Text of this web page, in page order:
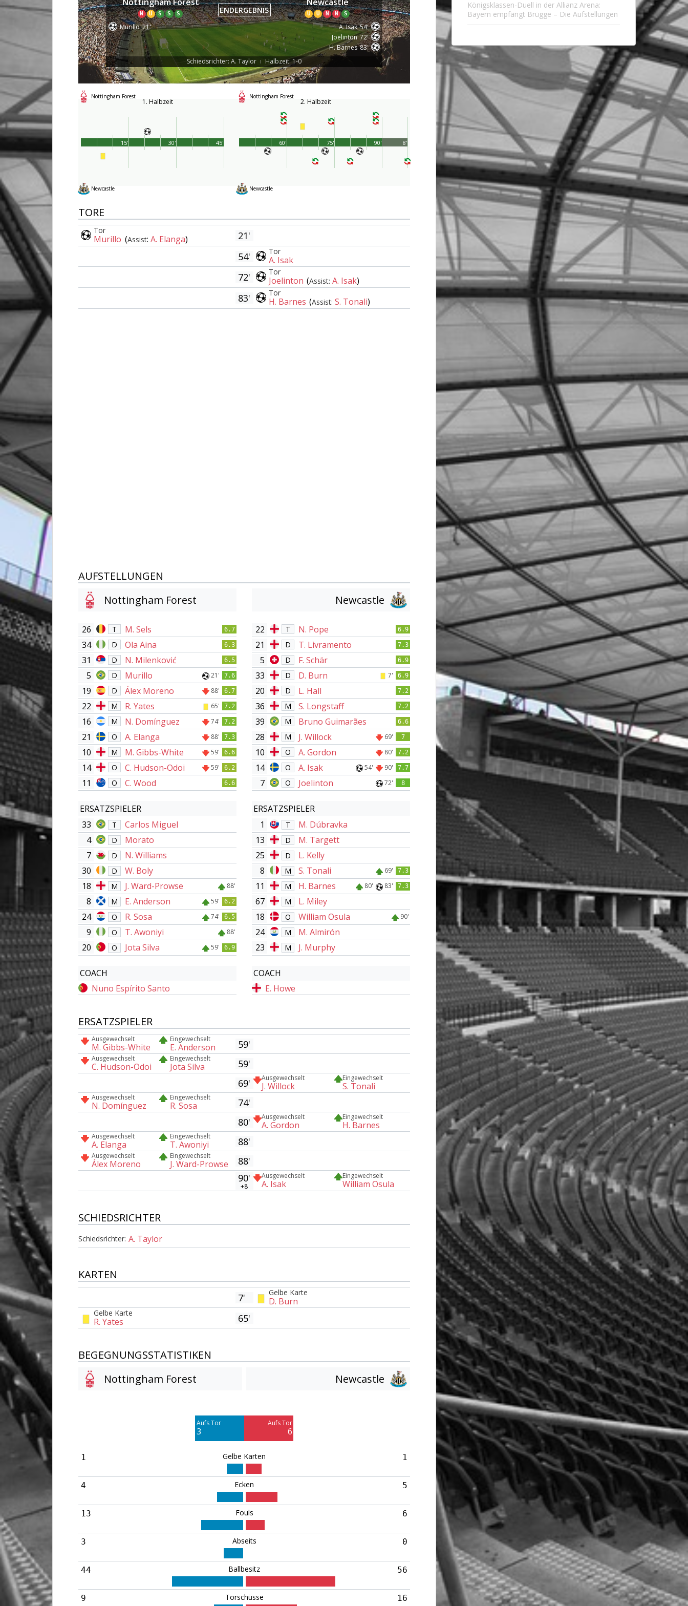
N U S S S ENDERGEBNIS U U N N S
Murillo 21' A. Isak 54'
Joelinton 72'
H. Barnes 83'
Schiedsrichter: A. Taylor
| Halbzeit: 1-0
Nottingham Forest
1. Halbzeit
Newcastle
45'
15' 30'
Nottingham Forest
2. Halbzeit
Newcastle
90'
60' 75' 8'
TORE
Tor
Murillo (Assist: A. Elanga)
21'
54'
Tor
A. Isak
72' Tor
Joelinton (Assist: A. Isak)
83' Tor
H. Barnes (Assist: S. Tonali)
AUFSTELLUNGEN
Nottingham Forest
26 T M. Sels 6.7
34 D Ola Aina 6.3
31 D N. Milenković 6.5
5 D Murillo 21' 7.6
19 D Álex Moreno 88' 6.7
22 M R. Yates 65' 7.2
16 M N. Domínguez 74' 7.2
21 O A. Elanga 88' 7.3
10 M M. Gibbs-White 59' 6.6
14 O C. Hudson-Odoi 59' 6.2
11 O C. Wood 6.6
ERSATZSPIELER
33
T
Carlos Miguel
4
D
Morato
7
D
N. Williams
30
D
W. Boly
18
M J. Ward-Prowse 88'
8 M E. Anderson 59' 6.2
24 O R. Sosa 74' 6.5
9 O T. Awoniyi 88'
20 O Jota Silva 59' 6.9
COACH
Nuno Espírito Santo
Newcastle
22 T N. Pope 6.9
21 D T. Livramento 7.3
5 D F. Schär 6.9
33 D D. Burn 7' 6.9
20 D L. Hall 7.2
36 M S. Longstaff 7.2
39 M Bruno Guimarães 6.6
28 M J. Willock 69' 7
10 O A. Gordon 80' 7.2
14 O A. Isak 54' 90' 7.7
7 O Joelinton 72' 8
ERSATZSPIELER
1
T
M. Dúbravka
13
D
M. Targett
25
D
L. Kelly
8
M S. Tonali 69' 7.3
11 M H. Barnes 80' 83' 7.3
67 M
L. Miley
18
O William Osula 90'
24 M
M. Almirón
23
M J. Murphy
COACH
E. Howe
ERSATZSPIELER
Ausgewechselt
M. Gibbs-White
Eingewechselt
E. Anderson 59'
Ausgewechselt
C. Hudson-Odoi
Eingewechselt
Jota Silva
59'
69'
Ausgewechselt
J. Willock
Eingewechselt
S. Tonali
Ausgewechselt
N. Domínguez
Eingewechselt
R. Sosa
74'
80'
Ausgewechselt
A. Gordon
Eingewechselt
H. Barnes
Ausgewechselt
A. Elanga
Eingewechselt
T. Awoniyi 88'
Ausgewechselt
Álex Moreno
Eingewechselt
J. Ward-Prowse
88'
90'
+8
Ausgewechselt
A. Isak
Eingewechselt
William Osula
SCHIEDSRICHTER
Schiedsrichter: A. Taylor
KARTEN
7' Gelbe Karte
D. Burn
Gelbe Karte
R. Yates 65'
BEGEGNUNGSSTATISTIKEN
Nottingham Forest
Newcastle
Aufs Tor
3
Aufs Tor
6
1 Gelbe Karten 1
4 Ecken 5
13 Fouls 6
3 Abseits 0
44 Ballbesitz 56
9 Torschüsse 16
Königsklassen-Duell in der Allianz Arena:
Bayern empfängt Brügge – Die Aufstellungen